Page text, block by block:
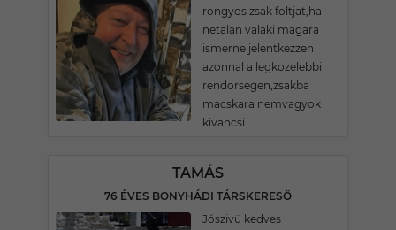
rongyos zsak foltjat,ha
netalan valaki magara
ismerne jelentkezzen
azonnal a legkozelebbi
rendorsegen,zsakba
macskara nemvagyok
kivancsi
TAMÁS
76 ÉVES BONYHÁDI TÁRSKERESŐ
Jószivü kedves